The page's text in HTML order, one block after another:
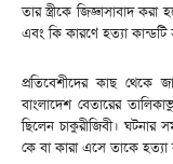
তার স্ত্রীকে জিজ্ঞাসাবাদ
এবং কি কারণে হত্যা
প্রতিবেশীদের কাছ থেকে
বাংলাদেশ বেতারের
ছিলেন চাকুরীজিবী। ঘটনার
কে বা কারা এসে তাকে হত্যা